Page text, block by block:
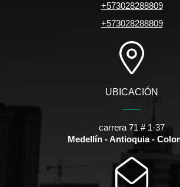
+573028288809
+573028288809
UBICACIÓN
carrera 71 # 1-37
Medellín - Antioquia -